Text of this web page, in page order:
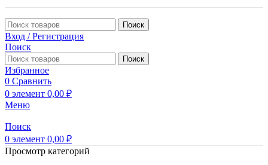
Поиск
Вход / Регистрация
Поиск
Поиск
Избранное
0 Сравнить
0 элемент 0,00 ₽
Меню
Поиск
0 элемент 0,00 ₽
Просмотр категорий